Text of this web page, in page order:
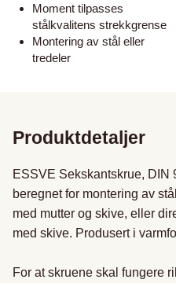
Moment tilpasses
stålkvalitens strekkgrense
Montering av stål eller
tredeler
Produktdetaljer
ESSVE Sekskantskrue, DIN
beregnet for montering av
med mutter og skive, eller
med skive. Produsert i
For at skruene skal fungere